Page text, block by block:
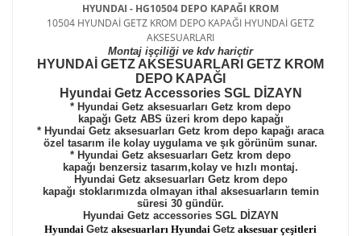
HYUNDAI - HG10504 DEPO KAPAĞI KROM
10504 HYUNDAİ GETZ KROM DEPO KAPAĞI HYUNDAİ GETZ
AKSESUARLARI
Montaj işçiliği ve kdv hariçtir
HYUNDAİ GETZ AKSESUARLARI GETZ KROM
DEPO KAPAĞI
Hyundai Getz Accessories SGL DİZAYN
* Hyundai Getz aksesuarları Getz krom depo
kapağı Getz ABS üzeri krom depo kapağı
* Hyundai Getz aksesuarları Getz krom depo kapağı araca
özel tasarım ile kolay uygulama ve şık görünüm sunar.
* Hyundai Getz aksesuarları Getz krom depo
kapağı benzersiz tasarım,kolay ve hızlı montaj.
Hyundai Getz aksesuarları Getz krom depo
kapağı stoklarımızda olmayan ithal aksesuarların temin
süresi 30 gündür.
Hyundai Getz accessories SGL DİZAYN
Hyundai Getz aksesuarları Hyundai Getz aksesuar çeşitleri